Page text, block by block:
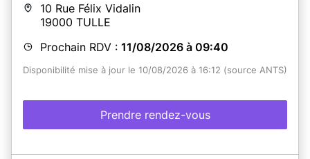
10 Rue Félix Vidalin
19000 TULLE
Prochain RDV : 11/08/2026 à 09:40
Disponibilité mise à jour le 10/08/2026 à 16:12 (source ANTS)
Prendre rendez-vous